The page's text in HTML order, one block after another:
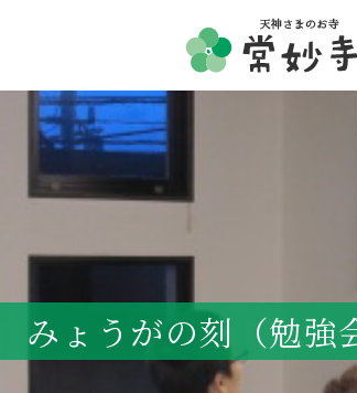
ホーム
常妙寺紹介
納骨堂・お墓
葬儀・供養・祈祷
みょうがの刻（勉